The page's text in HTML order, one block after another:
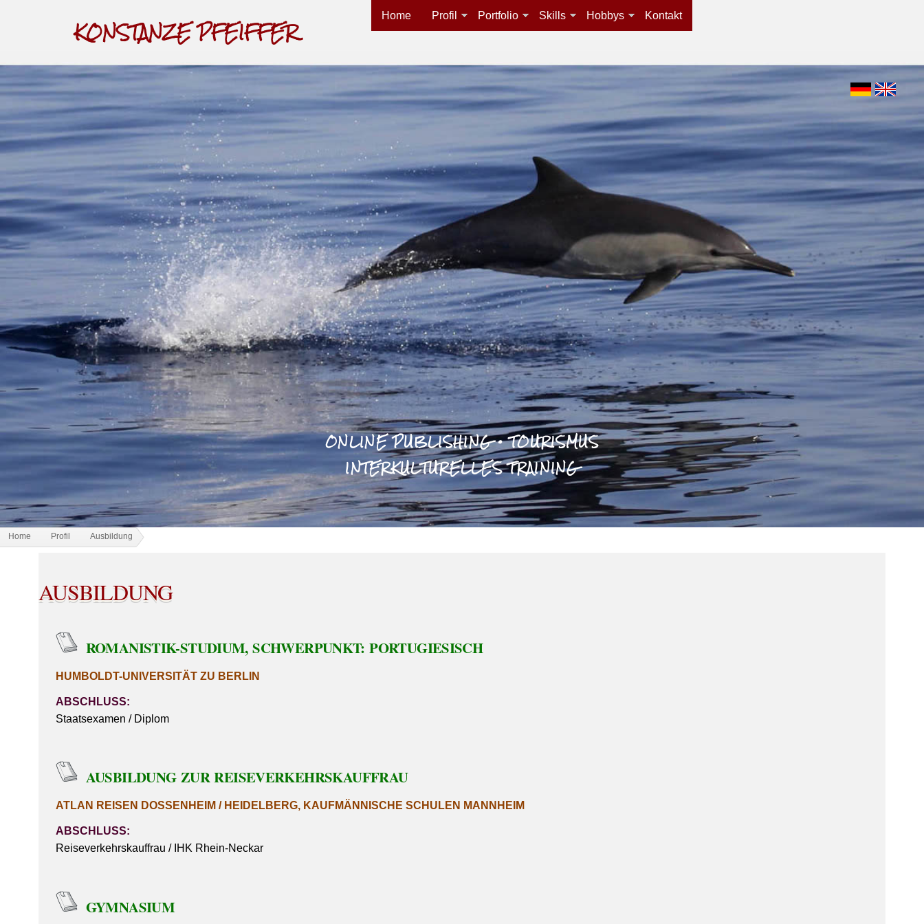
KONSTANZE PFEIFFER Home Profil Portfolio Skills Hobbys Kontakt
ONLINE PUBLISHING • TOURISMUS
INTERKULTURELLES TRAINING
Home Profil Ausbildung
AUSBILDUNG
ROMANISTIK-STUDIUM, SCHWERPUNKT: PORTUGIESISCH
HUMBOLDT-UNIVERSITÄT ZU BERLIN
ABSCHLUSS:
Staatsexamen / Diplom
AUSBILDUNG ZUR REISEVERKEHRSKAUFFRAU
ATLAN REISEN DOSSENHEIM / HEIDELBERG, KAUFMÄNNISCHE SCHULEN MANNHEIM
ABSCHLUSS:
Reiseverkehrskauffrau / IHK Rhein-Neckar
GYMNASIUM